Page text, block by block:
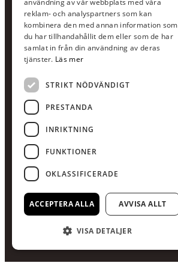
E-post:info@scandcon.se
BESÖKSADRESS
Backagårdsgatan 9
511 57 Kinna
UPPGIFTER
Orgnummer
559375-8161
Swishnummer
123-615 05 28
Producerad av Gota Media
användning av vår webbplats med våra
reklam- och analyspartners som kan
kombinera den med annan information som
du har tillhandahållit dem eller som de har
samlat in från din användning av deras
tjänster. Läs mer
STRIKT NÖDVÄNDIGT
PRESTANDA
INRIKTNING
FUNKTIONER
OKLASSIFICERADE
ACCEPTERA ALLA AVVISA ALLT
VISA DETALJER